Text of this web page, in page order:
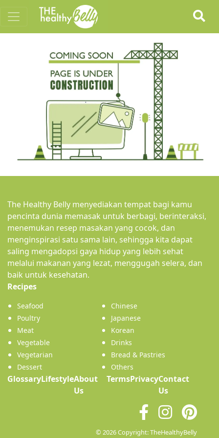
The Healthy Belly menyediakan tempat bagi kamu
pencinta dunia memasak untuk berbagi, berinteraksi,
menemukan resep masakan yang cocok, dan
menginspirasi satu sama lain, sehingga kita dapat
saling mengadopsi gaya hidup yang lebih sehat
melalui makanan yang lezat, menggugah selera, dan
baik untuk kesehatan.
Recipes(current)
Seafood
Poultry
Meat
Vegetable
Vegetarian
Dessert
Chinese
Japanese
Korean
Drinks
Bread & Pastries
Others
GlossaryLifestyleAbout
Us(current)
TermsPrivacyContact
Us
© 2026 Copyright: TheHealthyBelly